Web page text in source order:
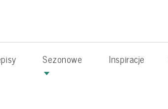
Sezonowe Inspiracje